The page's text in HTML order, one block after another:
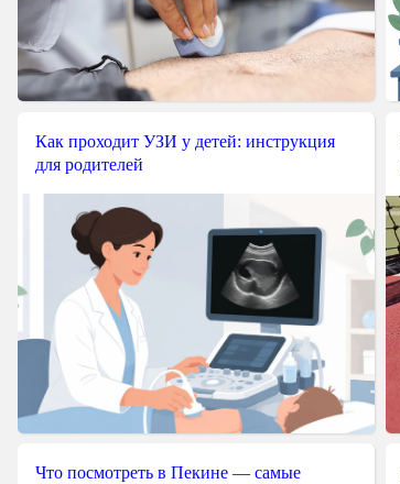
Как проходит УЗИ у детей: инструкция
для родителей
Что посмотреть в Пекине — самые